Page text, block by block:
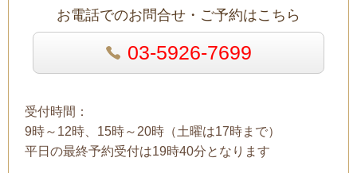
お電話でのお問合せ・ご予約はこちら
03-5926-7699
受付時間：
9時～12時、15時～20時（土曜は17時まで）
平日の最終予約受付は19時40分となります